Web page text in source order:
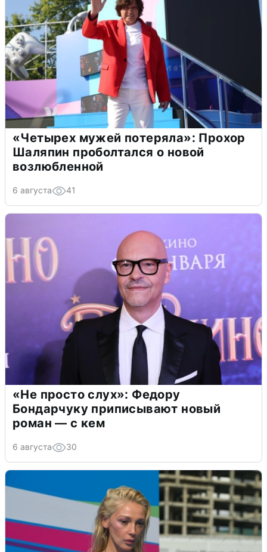
«Четырех мужей потеряла»: Прохор
Шаляпин проболтался о новой
возлюбленной
6 августа 41
«Не просто слух»: Федору
Бондарчуку приписывают новый
роман — с кем
6 августа 30